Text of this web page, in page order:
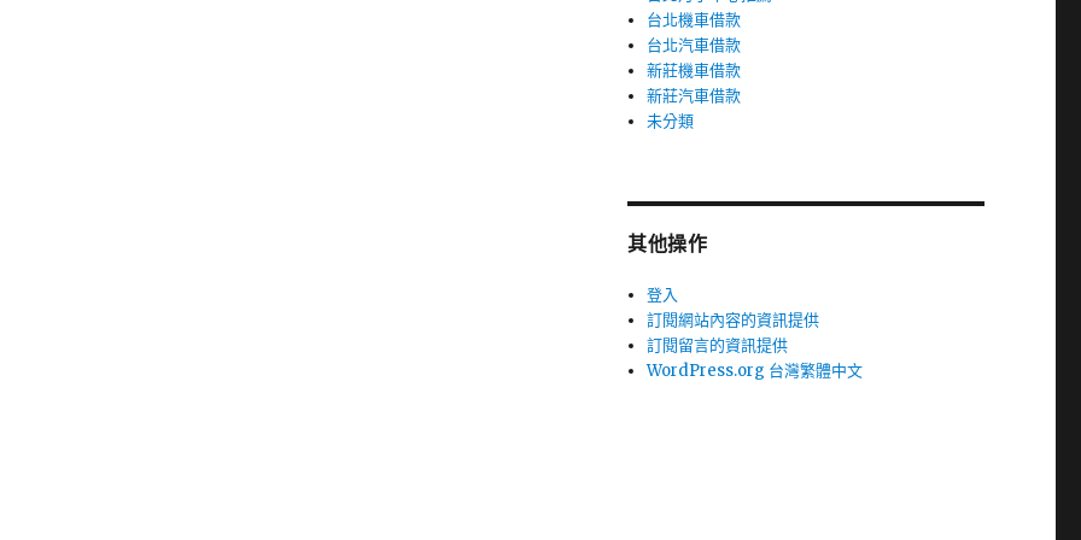
台北機車借款
台北汽車借款
新莊機車借款
新莊汽車借款
未分類
其他操作
登入
訂閱網站內容的資訊提供
訂閱留言的資訊提供
WordPress.org 台灣繁體中文